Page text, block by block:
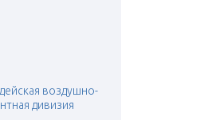
воздушно-
дивизия